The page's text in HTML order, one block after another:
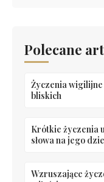
Polecane
Życzenia wigilijne
bliskich
Krótkie życzenia
słowa na jego
Wzruszające